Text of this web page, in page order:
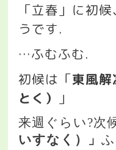
「立春」に初
うです.
…ふむふむ.
初候は「東風
とく）
」
来週ぐらい?次
いすなく）」